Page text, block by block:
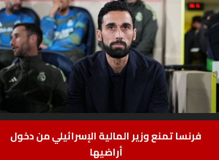
فرنسا تمنع وزير المالية الإسرائيلي من دخول
أراضيها